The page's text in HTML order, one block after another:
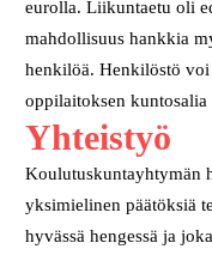
eurolla. Liikuntaetu oli
mahdollisuus hankkia
henkilöä. Henkilöstö voi
oppilaitoksen
Yhteistyö
Koulutuskuntayhtymän
yksimielinen päätöksiä
hyvässä hengessä ja